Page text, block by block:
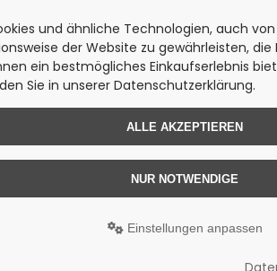
und ähnliche Technologien, auch
der Website zu gewährleisten,
ein bestmögliches Einkaufserlebnis
Sie in unserer Datenschutzerklärung.
ALLE AKZEPTIEREN
NUR NOTWENDIGE
Einstellungen anpassen